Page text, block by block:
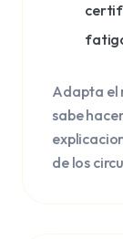
Adapta el
sabe
de los